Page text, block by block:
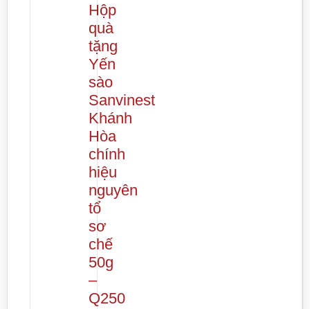
Hộp
quà
tặng
Yến
sào
Sanvinest
Khánh
Hòa
chính
hiệu
nguyên
tổ
sơ
chế
50g
–
Q250